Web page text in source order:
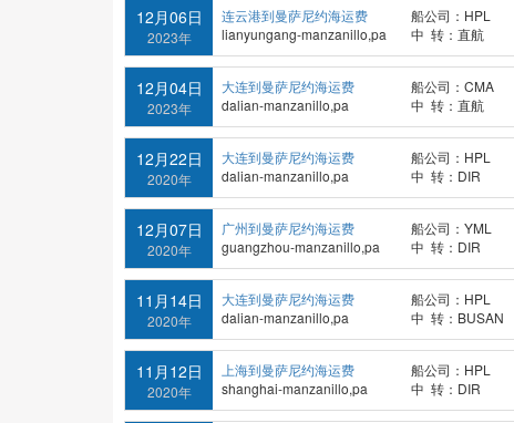
12月06日
2023年
连云港到曼萨尼约海运费
lianyungang-manzanillo,pa
船公司：HPL
中 转：直航
12月04日
2023年
大连到曼萨尼约海运费
dalian-manzanillo,pa
船公司：CMA
中 转：直航
12月22日
2020年
大连到曼萨尼约海运费
dalian-manzanillo,pa
船公司：HPL
中 转：DIR
12月07日
2020年
广州到曼萨尼约海运费
guangzhou-manzanillo,pa
船公司：YML
中 转：DIR
11月14日
2020年
大连到曼萨尼约海运费
dalian-manzanillo,pa
船公司：HPL
中 转：BUSAN
11月12日
2020年
上海到曼萨尼约海运费
shanghai-manzanillo,pa
船公司：HPL
中 转：DIR